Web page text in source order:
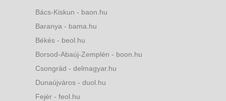
Bács-Kiskun - baon.hu
Baranya - bama.hu
Békés - beol.hu
Borsod-Abaúj-Zemplén - boon.hu
Csongrád - delmagyar.hu
Dunaújváros - duol.hu
Fejér - feol.hu